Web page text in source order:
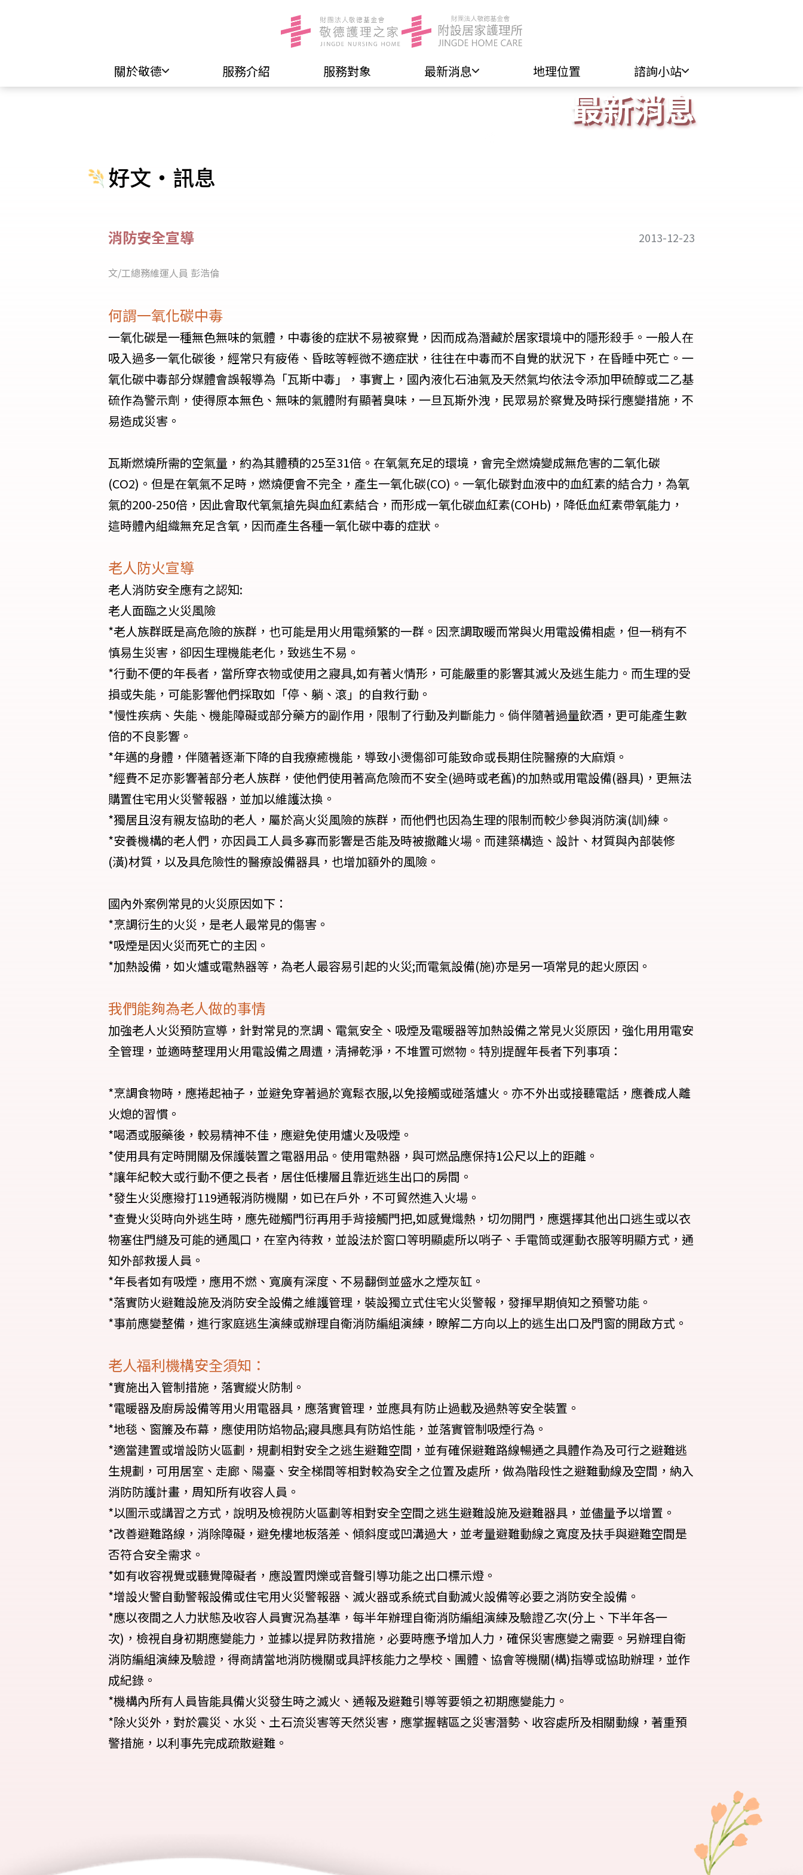
關於敬德 服務介紹 服務對象 最新消息 地理位置 諮詢小站
最新消息
好文・訊息
消防安全宣導 2013-12-23
文/工總務維運人員 彭浩倫
何謂一氧化碳中毒
一氧化碳是一種無色無味的氣體，中毒後的症狀不易被察覺，因而成為潛藏於居家環境中的隱形殺手。一般人在
吸入過多一氧化碳後，經常只有疲倦、昏眩等輕微不適症狀，往往在中毒而不自覺的狀況下，在昏睡中死亡。一
氧化碳中毒部分媒體會誤報導為「瓦斯中毒」，事實上，國內液化石油氣及天然氣均依法令添加甲硫醇或二乙基
硫作為警示劑，使得原本無色、無味的氣體附有顯著臭味，一旦瓦斯外洩，民眾易於察覺及時採行應變措施，不
易造成災害。
瓦斯燃燒所需的空氣量，約為其體積的25至31倍。在氧氣充足的環境，會完全燃燒變成無危害的二氧化碳
(CO2)。但是在氧氣不足時，燃燒便會不完全，產生一氧化碳(CO)。一氧化碳對血液中的血紅素的結合力，為氧
氣的200-250倍，因此會取代氧氣搶先與血紅素結合，而形成一氧化碳血紅素(COHb)，降低血紅素帶氧能力，
這時體內組織無充足含氧，因而產生各種一氧化碳中毒的症狀。
老人防火宣導
老人消防安全應有之認知:
老人面臨之火災風險
*老人族群既是高危險的族群，也可能是用火用電頻繁的一群。因烹調取暖而常與火用電設備相處，但一稍有不
慎易生災害，卻因生理機能老化，致逃生不易。
*行動不便的年長者，當所穿衣物或使用之寢具,如有著火情形，可能嚴重的影響其滅火及逃生能力。而生理的受
損或失能，可能影響他們採取如「停、躺、滾」的自救行動。
*慢性疾病、失能、機能障礙或部分藥方的副作用，限制了行動及判斷能力。倘伴隨著過量飲酒，更可能產生數
倍的不良影響。
*年邁的身體，伴隨著逐漸下降的自我療癒機能，導致小燙傷卻可能致命或長期住院醫療的大麻煩。
*經費不足亦影響著部分老人族群，使他們使用著高危險而不安全(過時或老舊)的加熱或用電設備(器具)，更無法
購置住宅用火災警報器，並加以維護汰換。
*獨居且沒有親友協助的老人，屬於高火災風險的族群，而他們也因為生理的限制而較少參與消防演(訓)練。
*安養機構的老人們，亦因員工人員多寡而影響是否能及時被撤離火場。而建築構造、設計、材質與內部裝修
(潢)材質，以及具危險性的醫療設備器具，也增加額外的風險。
國內外案例常見的火災原因如下：
*烹調衍生的火災，是老人最常見的傷害。
*吸煙是因火災而死亡的主因。
*加熱設備，如火爐或電熱器等，為老人最容易引起的火災;而電氣設備(施)亦是另一項常見的起火原因。
我們能夠為老人做的事情
加強老人火災預防宣導，針對常見的烹調、電氣安全、吸煙及電暖器等加熱設備之常見火災原因，強化用用電安
全管理，並適時整理用火用電設備之周遭，清掃乾淨，不堆置可燃物。特別提醒年長者下列事項：
*烹調食物時，應捲起袖子，並避免穿著過於寬鬆衣服,以免接觸或碰落爐火。亦不外出或接聽電話，應養成人離
火熄的習慣。
*喝酒或服藥後，較易精神不佳，應避免使用爐火及吸煙。
*使用具有定時開關及保護裝置之電器用品。使用電熱器，與可燃品應保持1公尺以上的距離。
*讓年紀較大或行動不便之長者，居住低樓層且靠近逃生出口的房間。
*發生火災應撥打119通報消防機關，如已在戶外，不可貿然進入火場。
*查覺火災時向外逃生時，應先碰觸門衍再用手背接觸門把,如感覺熾熱，切勿開門，應選擇其他出口逃生或以衣
物塞住門縫及可能的通風口，在室內待救，並設法於窗口等明顯處所以哨子、手電筒或運動衣服等明顯方式，通
知外部救援人員。
*年長者如有吸煙，應用不燃、寬廣有深度、不易翻倒並盛水之煙灰缸。
*落實防火避難設施及消防安全設備之維護管理，裝設獨立式住宅火災警報，發揮早期偵知之預警功能。
*事前應變整備，進行家庭逃生演練或辦理自衛消防編組演練，瞭解二方向以上的逃生出口及門窗的開啟方式。
老人福利機構安全須知：
*實施出入管制措施，落實縱火防制。
*電暖器及廚房設備等用火用電器具，應落實管理，並應具有防止過載及過熱等安全裝置。
*地毯、窗簾及布幕，應使用防焰物品;寢具應具有防焰性能，並落實管制吸煙行為。
*適當建置或增設防火區劃，規劃相對安全之逃生避難空間，並有確保避難路線暢通之具體作為及可行之避難逃
生規劃，可用居室、走廊、陽臺、安全梯間等相對較為安全之位置及處所，做為階段性之避難動線及空間，納入
消防防護計畫，周知所有收容人員。
*以圖示或講習之方式，說明及檢視防火區劃等相對安全空間之逃生避難設施及避難器具，並儘量予以增置。
*改善避難路線，消除障礙，避免樓地板落差、傾斜度或凹溝過大，並考量避難動線之寬度及扶手與避難空間是
否符合安全需求。
*如有收容視覺或聽覺障礙者，應設置閃爍或音聲引導功能之出口標示燈。
*增設火警自動警報設備或住宅用火災警報器、滅火器或系統式自動滅火設備等必要之消防安全設備。
*應以夜間之人力狀態及收容人員實況為基準，每半年辦理自衛消防編組演練及驗證乙次(分上、下半年各一
次)，檢視自身初期應變能力，並據以提昇防救措施，必要時應予增加人力，確保災害應變之需要。另辦理自衛
消防編組演練及驗證，得商請當地消防機關或具評核能力之學校、團體、協會等機關(構)指導或協助辦理，並作
成紀錄。
*機構內所有人員皆能具備火災發生時之滅火、通報及避難引導等要領之初期應變能力。
*除火災外，對於震災、水災、土石流災害等天然災害，應掌握轄區之災害潛勢、收容處所及相關動線，著重預
警措施，以利事先完成疏散避難。